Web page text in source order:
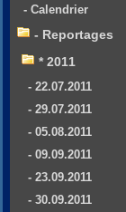
- Calendrier
- Reportages
* 2011
- 22.07.2011
- 29.07.2011
- 05.08.2011
- 09.09.2011
- 23.09.2011
- 30.09.2011